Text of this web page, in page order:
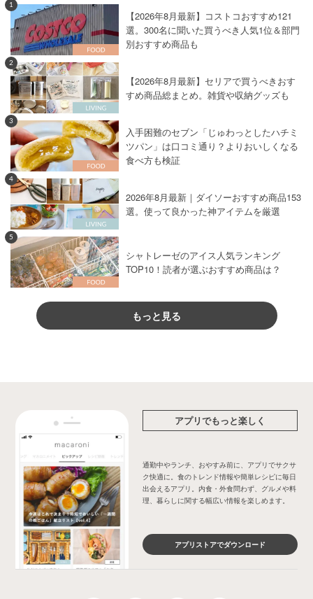
1
【2026年8月最新】コストコおすすめ121
選。300名に聞いた買うべき人気1位＆部門
別おすすめ商品も
2
【2026年8月最新】セリアで買うべきおす
すめ商品総まとめ。雑貨や収納グッズも
3
入手困難のセブン「じゅわっとしたハチミ
ツパン」は口コミ通り？よりおいしくなる
食べ方も検証
4
2026年8月最新｜ダイソーおすすめ商品153
選。使って良かった神アイテムを厳選
5
シャトレーゼのアイス人気ランキング
TOP10！読者が選ぶおすすめ商品は？
もっと見る
アプリでもっと楽しく
通勤中やランチ、おやすみ前に、アプリでサクサ
ク快適に。食のトレンド情報や簡単レシピに毎日
出会えるアプリ。内食・外食問わず、グルメや料
理、暮らしに関する幅広い情報を楽しめます。
アプリストアでダウンロード